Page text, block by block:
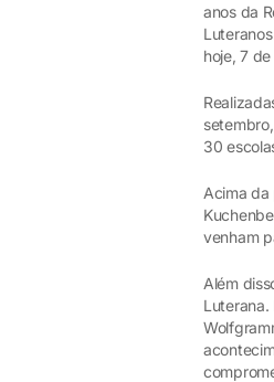
anos da
hoje, 7
30
Acima
venham
Além
Luterana.